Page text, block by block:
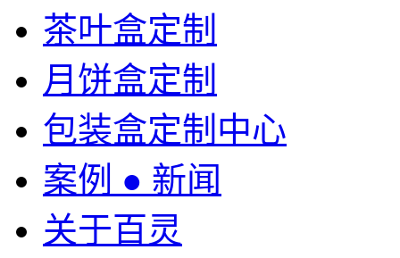
茶叶盒定制
月饼盒定制
包装盒定制中心
案例 ● 新闻
关于百灵